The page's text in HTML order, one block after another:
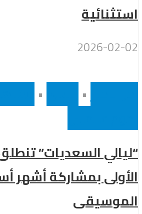
استثنائية
2026-02-02
•
•
“ليالي السعديات”
الأولى بمشاركة أشهر
الموسيقى